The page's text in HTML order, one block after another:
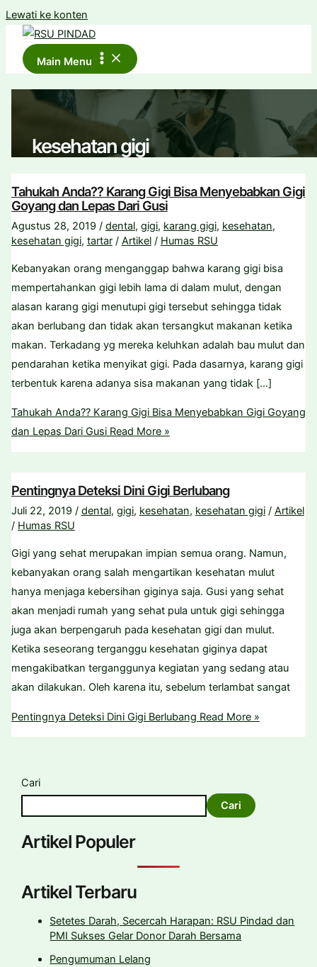
Lewati ke konten
Main Menu
kesehatan gigi
Tahukah Anda?? Karang Gigi Bisa Menyebabkan Gigi
Goyang dan Lepas Dari Gusi
Agustus 28, 2019 / dental, gigi, karang gigi, kesehatan,
kesehatan gigi, tartar/ Artikel/ Humas RSU
Kebanyakan orang menganggap bahwa karang gigi bisa
mempertahankan gigi lebih lama di dalam mulut, dengan
alasan karang gigi menutupi gigi tersebut sehingga tidak
akan berlubang dan tidak akan tersangkut makanan ketika
makan. Terkadang yg mereka keluhkan adalah bau mulut dan
pendarahan ketika menyikat gigi. Pada dasarnya, karang gigi
terbentuk karena adanya sisa makanan yang tidak […]
Tahukah Anda?? Karang Gigi Bisa Menyebabkan Gigi Goyang
dan Lepas Dari GusiRead More »
Pentingnya Deteksi Dini Gigi Berlubang
Juli 22, 2019 / dental, gigi, kesehatan, kesehatan gigi/ Artikel
/ Humas RSU
Gigi yang sehat merupakan impian semua orang. Namun,
kebanyakan orang salah mengartikan kesehatan mulut
hanya menjaga kebersihan giginya saja. Gusi yang sehat
akan menjadi rumah yang sehat pula untuk gigi sehingga
juga akan berpengaruh pada kesehatan gigi dan mulut.
Ketika seseorang terganggu kesehatan giginya dapat
mengakibatkan terganggunya kegiatan yang sedang atau
akan dilakukan. Oleh karena itu, sebelum terlambat sangat
Pentingnya Deteksi Dini Gigi Berlubang Read More »
Cari
Cari
Artikel Populer
Artikel Terbaru
Setetes Darah, Secercah Harapan: RSU Pindad dan
PMI Sukses Gelar Donor Darah Bersama
Pengumuman Lelang